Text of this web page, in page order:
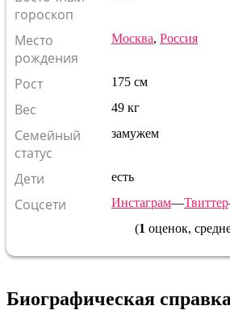
гороскоп
Место
рождения
Москва, Россия
Рост 175 см
Вес 49 кг
Семейный
статус
замужем
Дети есть
Соцсети Инстаграм—Твиттер
(1 оценок,
Биографическая справка